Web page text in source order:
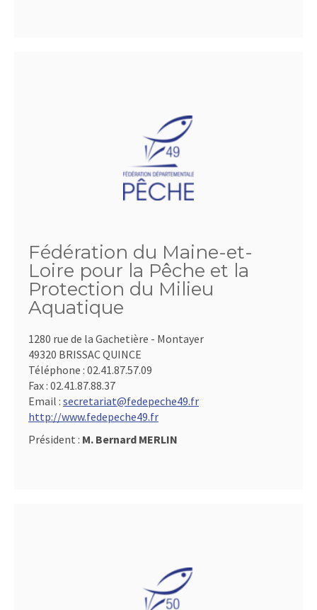
Fédération du Maine-et-
Loire pour la Pêche et la
Protection du Milieu
Aquatique
1280 rue de la Gachetière - Montayer
49320 BRISSAC QUINCE
Téléphone : 02.41.87.57.09
Fax : 02.41.87.88.37
Email : secretariat@fedepeche49.fr
http://www.fedepeche49.fr
Président : M. Bernard MERLIN